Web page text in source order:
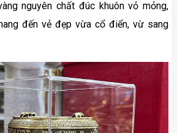
nguyên chất đúc khuôn vỏ mỏng,
đến vẻ đẹp vừa cổ điển, vừ sang